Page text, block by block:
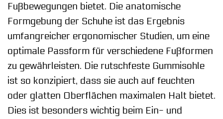
Fußbewegungen bietet. Die anatomische
Formgebung der Schuhe ist das Ergebnis
umfangreicher ergonomischer Studien, um eine
optimale Passform für verschiedene Fußformen
zu gewährleisten. Die rutschfeste Gummisohle
ist so konzipiert, dass sie auch auf feuchten
oder glatten Oberflächen maximalen Halt bietet.
Dies ist besonders wichtig beim Ein- und